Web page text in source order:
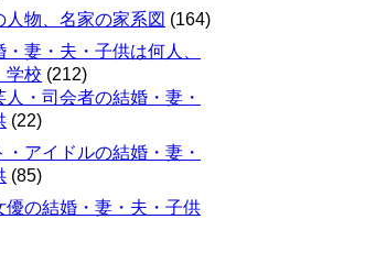
人物、名家の家系図 (164)
妻・夫・子供は何人、
学校 (212)
人・司会者の結婚・妻・
(22)
・アイドルの結婚・妻・
(85)
優の結婚・妻・夫・子供